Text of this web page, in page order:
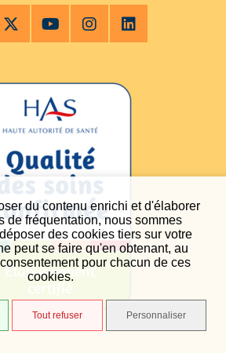
du contenu enrichi et d'élaborer
de fréquentation, nous sommes
des cookies tiers sur votre
peut se faire qu'en obtenant, au
pour chacun de ces
cookies.
Tout refuser Personnaliser